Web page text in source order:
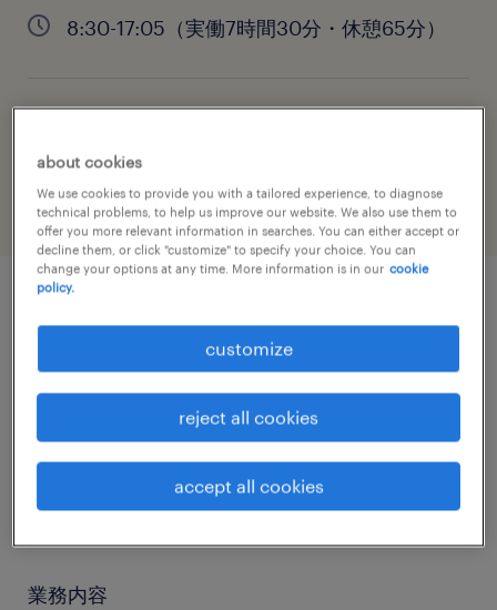
8:30-17:05（実働7時間30分・休憩65分）
engineering
job details
職種
食品加工・検査・袋詰め
業務内容
about cookies
We use cookies to provide you with a tailored experience, to diagnose
technical problems, to help us improve our website. We also use them to
offer you more relevant information in searches. You can either accept or
decline them, or click "customize" to specify your choice. You can
change your options at any time. More information is in our cookie
policy.
customize
reject all cookies
accept all cookies